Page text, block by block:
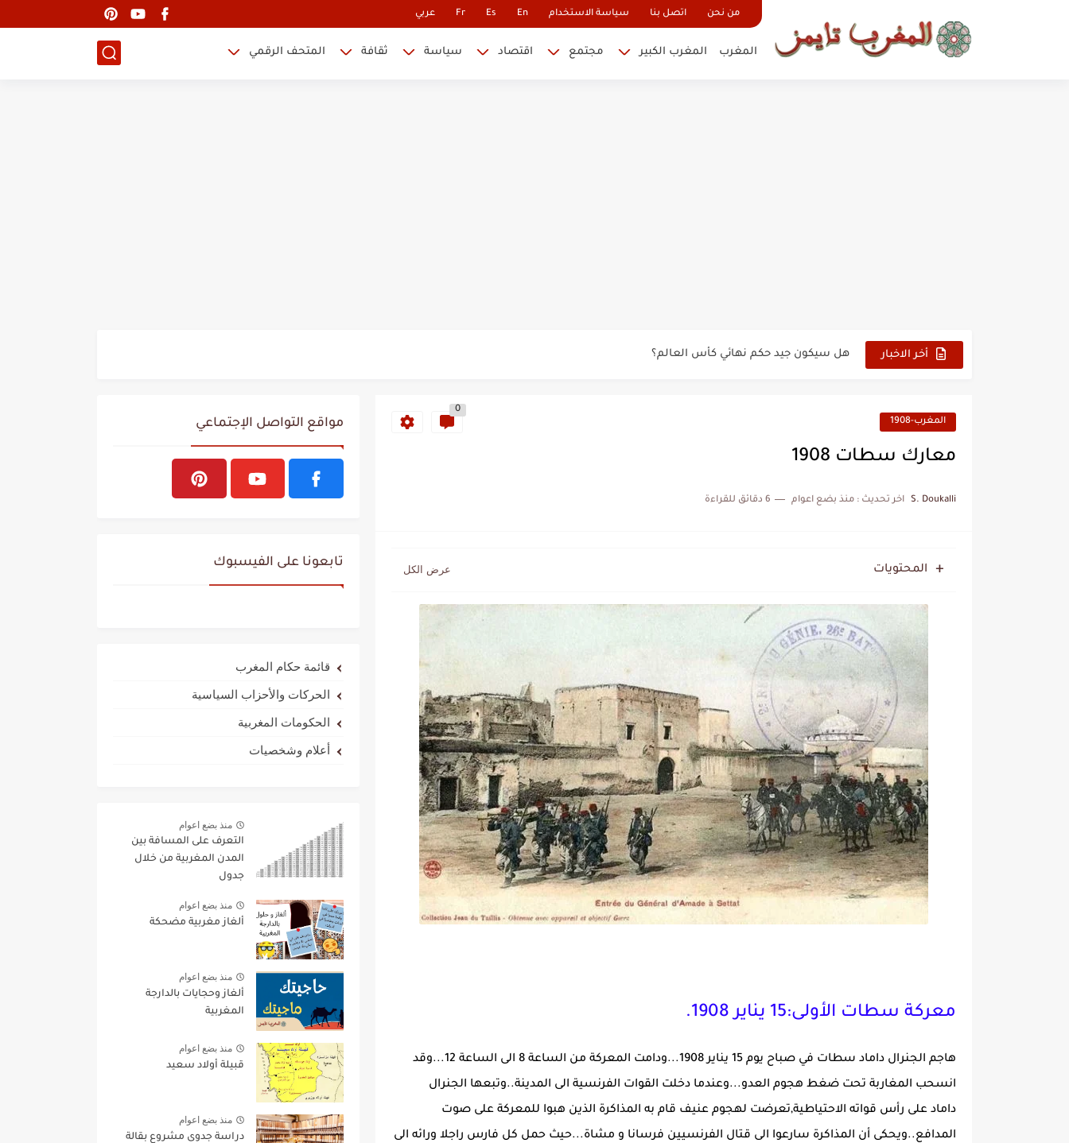
من نحن اتصل بنا سياسة الاستخدام En
Es
Fr عربي
المغرب المغرب الكبير مجتمع اقتصاد سياسة ثقافة المتحف الرقمي
أخر الاخبار هل سيكون جيد حكم نهائي كأس العالم؟
الحرب الهولندية المغربية (1775-1777)
المغرب-1908
0
معارك سطات 1908
S. Doukalli اخر تحديث : منذ بضع اعوام 6 دقائق للقراءة
المحتويات
معركة سطات الأولى:15 يناير 1908.
هاجم الجنرال داماد سطات في صباح يوم 15 يناير 1908...ودامت المعركة من الساعة 8 الى الساعة 12...وقد
انسحب المغاربة تحت ضغط هجوم العدو...وعندما دخلت القوات الفرنسية الى المدينة..وتبعها الجنرال
داماد على رأس قواته الاحتياطية,تعرضت لهجوم عنيف قام به المذاكرة الذين هبوا للمعركة على صوت
المدافع..ويحكى أن المذاكرة سارعوا الى قتال الفرنسيين فرسانا و مشاة...حيث حمل كل فارس راجلا ورائه الى
مواقع التواصل الإجتماعي
تابعونا على الفيسبوك
قائمة حكام المغرب
الحركات والأحزاب السياسية
الحكومات المغربية
أعلام وشخصيات
منذ بضع اعوام
التعرف على المسافة بين
المدن المغربية من خلال
جدول
منذ بضع اعوام
ألغاز مغربية مضحكة
منذ بضع اعوام
ألغاز وحجايات بالدارجة
المغربية
منذ بضع اعوام
قبيلة أولاد سعيد
منذ بضع اعوام
دراسة جدوى مشروع بقالة